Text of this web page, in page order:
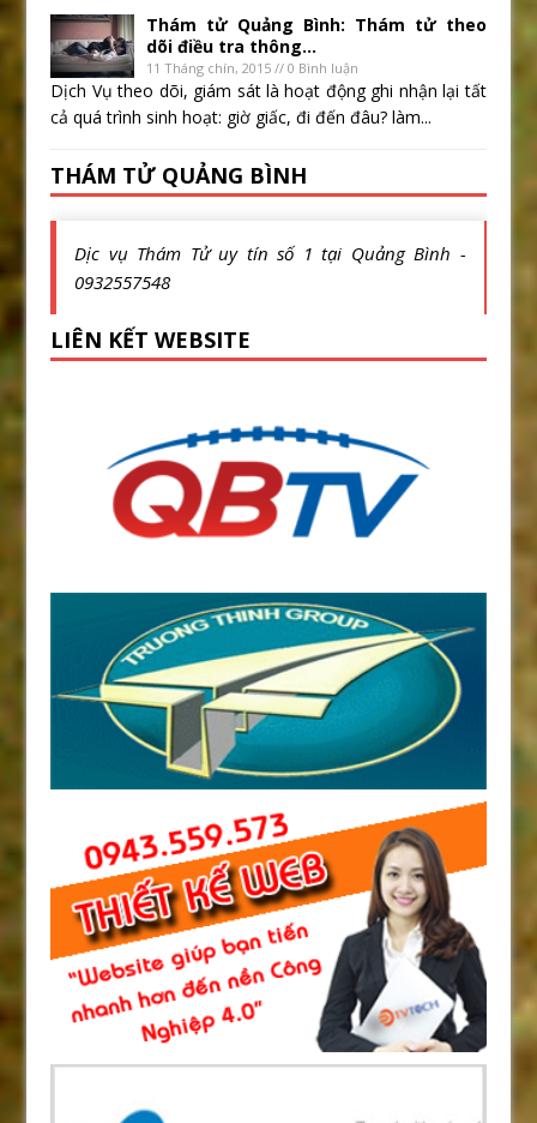
Thám tử Quảng Bình: Thám tử theo
dõi điều tra thông...
11 Tháng chín, 2015 // 0 Bình luận
Dịch Vụ theo dõi, giám sát là hoạt động ghi nhận lại tất
cả quá trình sinh hoạt: giờ giấc, đi đến đâu? làm...
THÁM TỬ QUẢNG BÌNH
Dịc vụ Thám Tử uy tín số 1 tại Quảng Bình -
0932557548
LIÊN KẾT WEBSITE